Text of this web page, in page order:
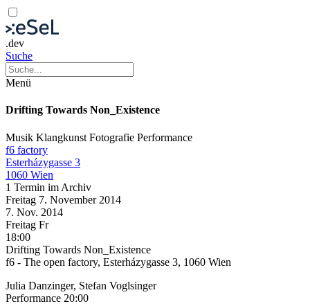
.dev
Suche
Menü
Drifting Towards Non_Existence
Musik Klangkunst Fotografie Performance
f6 factory
Esterházygasse 3
1060 Wien
1 Termin im Archiv
Freitag 7. November 2014
7. Nov. 2014
Freitag Fr
18:00
Drifting Towards Non_Existence
f6 - The open factory, Esterházygasse 3, 1060 Wien
Julia Danzinger, Stefan Voglsinger
Performance 20:00